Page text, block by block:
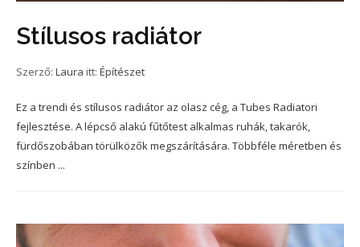
Stílusos radiátor
Szerző: Laura itt: Építészet
Ez a trendi és stílusos radiátor az olasz cég, a Tubes Radiatori
fejlesztése. A lépcső alakú fűtőtest alkalmas ruhák, takarók,
fürdőszobában törülközők megszárítására. Többféle méretben és
színben ...